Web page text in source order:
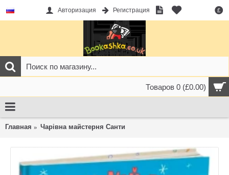
£
Авторизация Регистрация
Товаров 0 (£0.00)
Главная Чарівна майстерня Санти